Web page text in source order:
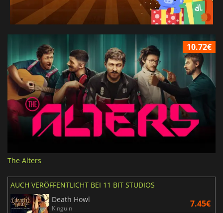
10.72€
The Alters
AUCH VERÖFFENTLICHT BEI 11 BIT STUDIOS
Death Howl
Kinguin 7.45€